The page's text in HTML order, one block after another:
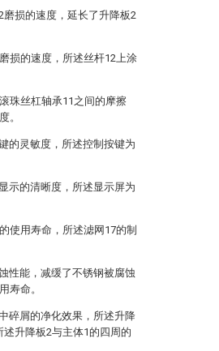
损的速度，延长了升降板2
损的速度，所述丝杆12上涂
珠丝杠轴承11之间的摩擦
。
的灵敏度，所述控制按键为
示的清晰度，所述显示屏为
使用寿命，所述滤网17的制
性能，减缓了不锈钢被腐蚀
寿命。
碎屑的净化效果，所述升降
升降板2与主体1的四周的